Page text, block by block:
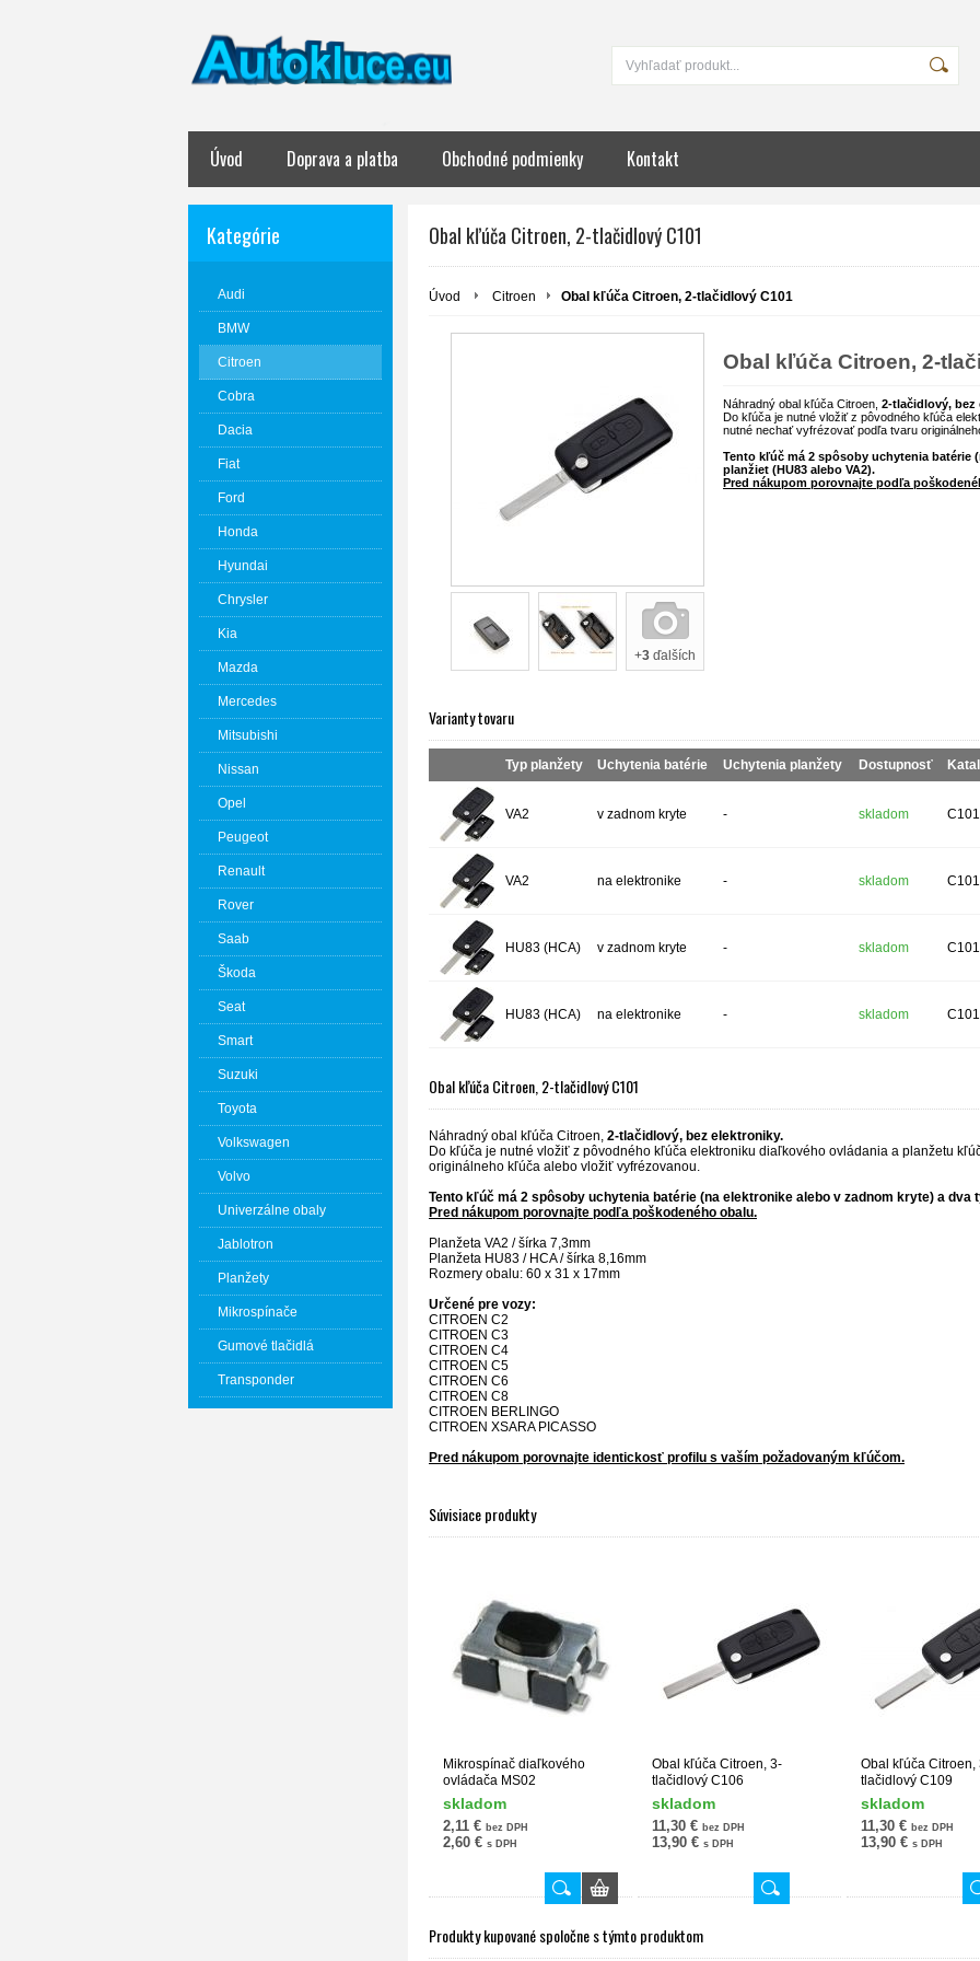
Úvod Doprava a platba Obchodné podmienky Kontakt
Kategórie
Audi
BMW
Citroen
Cobra
Dacia
Fiat
Ford
Honda
Hyundai
Chrysler
Kia
Mazda
Mercedes
Mitsubishi
Nissan
Opel
Peugeot
Renault
Rover
Saab
Škoda
Seat
Smart
Suzuki
Toyota
Volkswagen
Volvo
Univerzálne obaly
Jablotron
Planžety
Mikrospínače
Gumové tlačidlá
Transponder
Obal kľúča Citroen, 2-tlačidlový C101
Úvod Citroen Obal kľúča Citroen, 2-tlačidlový C101
+3 ďalších
Obal kľúča Citroen, 2-
Náhradný obal kľúča Citroen, 2-tlačidlový, bez
Do kľúča je nutné vložiť z pôvodného kľúča
nutné nechať vyfrézovať podľa tvaru
Tento kľúč má 2 spôsoby uchytenia batérie
planžiet (HU83 alebo VA2).
Pred nákupom porovnajte podľa
Varianty tovaru
Typ planžety Uchytenia batérie Uchytenia planžety Dostupnosť
VA2 v zadnom kryte - skladom
VA2 na elektronike - skladom
HU83 (HCA) v zadnom kryte - skladom
HU83 (HCA) na elektronike - skladom
Obal kľúča Citroen, 2-tlačidlový C101
Náhradný obal kľúča Citroen, 2-tlačidlový, bez elektroniky.
Do kľúča je nutné vložiť z pôvodného kľúča elektroniku diaľkového ovládania a planžetu
originálneho kľúča alebo vložiť vyfrézovanou.
Tento kľúč má 2 spôsoby uchytenia batérie (na elektronike alebo v zadnom kryte) a dva
Pred nákupom porovnajte podľa poškodeného obalu.
Planžeta VA2 / šírka 7,3mm
Planžeta HU83 / HCA / šírka 8,16mm
Rozmery obalu: 60 x 31 x 17mm
Určené pre vozy:
CITROEN C2
CITROEN C3
CITROEN C4
CITROEN C5
CITROEN C6
CITROEN C8
CITROEN BERLINGO
CITROEN XSARA PICASSO
Pred nákupom porovnajte identickosť profilu s vaším požadovaným kľúčom.
Súvisiace produkty
Mikrospínač diaľkového
ovládača MS02
skladom
2,11 € bez DPH
2,60 € s DPH
Obal kľúča Citroen, 3-
tlačidlový C106
skladom
11,30 € bez DPH
13,90 € s DPH
Obal kľúča Citroen,
tlačidlový C109
skladom
11,30 € bez DPH
13,90 € s DPH
Produkty kupované spoločne s týmto produktom